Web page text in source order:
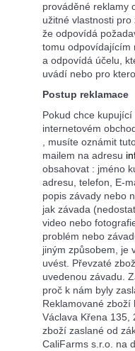
prováděné reklamy
užitné vlastnosti
že odpovídá
tomu odpovídajícím
a odpovídá účelu,
uvádí nebo pro
Postup reklamace
Pokud chce
internetovém
, musíte oznámit
mailem na adresu
obsahovat : jméno
adresu, telefon, E-
popis závady nebo
jak závada
video nebo
problém nebo
jiným způsobem, je
uvést. Převzaté
uvedenou závadu.
proč k nám byly
Reklamované
Václava Křena 135,
zboží zaslané od
CaliFarms s.r.o. na